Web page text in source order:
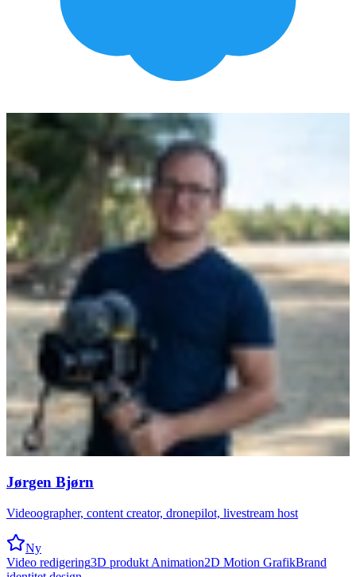
Jørgen Bjørn
Videoographer, content creator, dronepilot, livestream host
Ny
Video redigering3D produkt Animation2D Motion GrafikBrand